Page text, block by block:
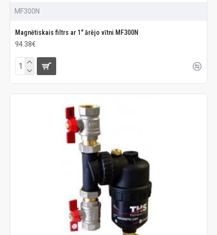
MF300N
Magnētiskais filtrs ar 1" ārējo vītni MF300N
94.38€